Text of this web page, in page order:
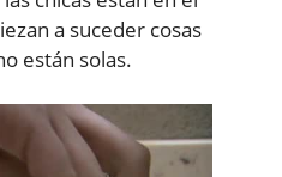
a suceder cosas
están solas.